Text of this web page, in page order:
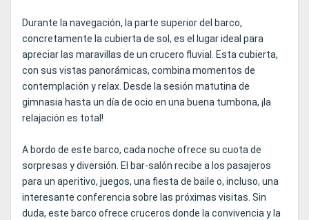
Durante la navegación, la parte superior del barco,
concretamente la cubierta de sol, es el lugar ideal para
apreciar las maravillas de un crucero fluvial. Esta cubierta,
con sus vistas panorámicas, combina momentos de
contemplación y relax. Desde la sesión matutina de
gimnasia hasta un día de ocio en una buena tumbona, ¡la
relajación es total!
A bordo de este barco, cada noche ofrece su cuota de
sorpresas y diversión. El bar-salón recibe a los pasajeros
para un aperitivo, juegos, una fiesta de baile o, incluso, una
interesante conferencia sobre las próximas visitas. Sin
duda, este barco ofrece cruceros donde la convivencia y la